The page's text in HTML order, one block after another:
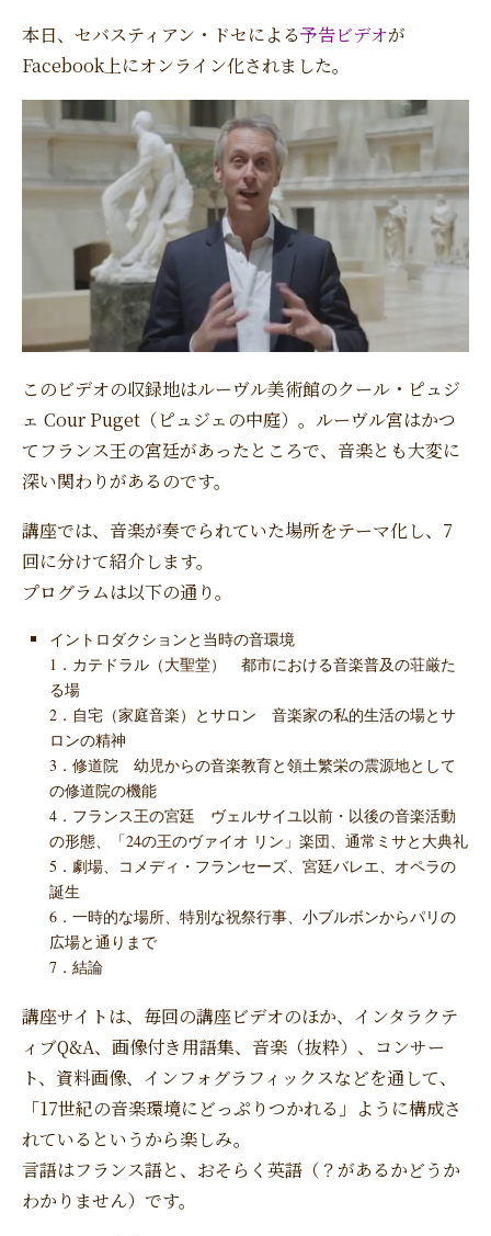
本日、セバスティアン・ドセによる予告ビデオが
Facebook上にオンライン化されました。
このビデオの収録地はルーヴル美術館のクール・ピュジ
ェ Cour Puget（ピュジェの中庭）。ルーヴル宮はかつ
てフランス王の宮廷があったところで、音楽とも大変に
深い関わりがあるのです。
講座では、音楽が奏でられていた場所をテーマ化し、7
回に分けて紹介します。
プログラムは以下の通り。
イントロダクションと当時の音環境
1．カテドラル（大聖堂） 都市における音楽普及の荘厳た
る場
2．自宅（家庭音楽）とサロン 音楽家の私的生活の場とサ
ロンの精神
3．修道院 幼児からの音楽教育と領土繁栄の震源地として
の修道院の機能
4．フランス王の宮廷 ヴェルサイユ以前・以後の音楽活動
の形態、「24の王のヴァイオ リン」楽団、通常ミサと大典礼
5．劇場、コメディ・フランセーズ、宮廷バレエ、オペラの
誕生
6．一時的な場所、特別な祝祭行事、小ブルボンからパリの
広場と通りまで
7．結論
講座サイトは、毎回の講座ビデオのほか、インタラクテ
ィブQ&A、画像付き用語集、音楽（抜粋）、コンサー
ト、資料画像、インフォグラフィックスなどを通して、
「17世紀の音楽環境にどっぷりつかれる」ように構成さ
れているというから楽しみ。
言語はフランス語と、おそらく英語（？があるかどうか
わかりません）です。